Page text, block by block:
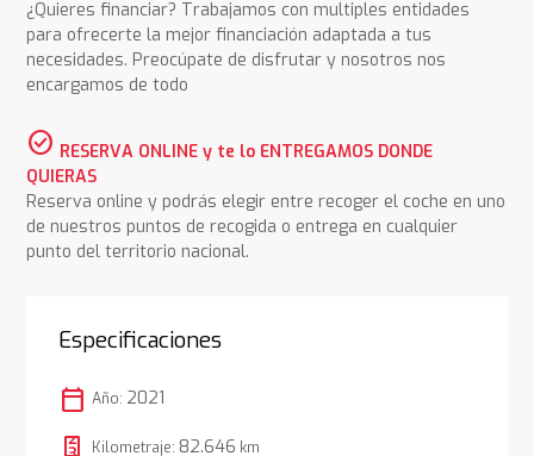
¿Quieres financiar? Trabajamos con multiples entidades
para ofrecerte la mejor financiación adaptada a tus
necesidades. Preocúpate de disfrutar y nosotros nos
encargamos de todo
check_circle RESERVA ONLINE y te lo ENTREGAMOS DONDE
QUIERAS
Reserva online y podrás elegir entre recoger el coche en uno
de nuestros puntos de recogida o entrega en cualquier
punto del territorio nacional.
Especificaciones
calendar_today Año: 2021
Kilometraje: 82.646 km